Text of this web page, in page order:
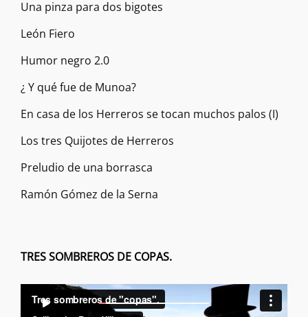
Una pinza para dos bigotes
León Fiero
Humor negro 2.0
¿ Y qué fue de Munoa?
En casa de los Herreros se tocan muchos palos (I)
Los tres Quijotes de Herreros
Preludio de una borrasca
Ramón Gómez de la Serna
TRES SOMBREROS DE COPAS.
Reproductor
00:00